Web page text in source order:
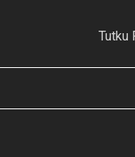
Tutku